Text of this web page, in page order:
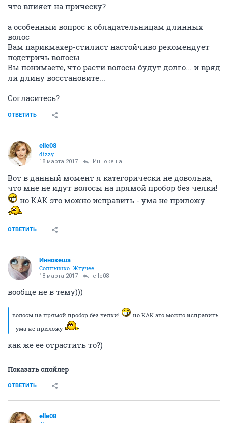
что влияет на прическу?
а особенный вопрос к обладательницам длинных
волос
Вам парикмахер-стилист настойчиво рекомендует
подстричь волосы
Вы понимаете, что расти волосы будут долго... и вряд
ли длину восстановите...
Согласитесь?
ОТВЕТИТЬ
elle08
dizzy
18 марта 2017 Иннокеша
Вот в данный момент я категорически не довольна,
что мне не идут волосы на прямой пробор без челки!
но КАК это можно исправить - ума не приложу
ОТВЕТИТЬ
Иннокеша
Солнышко. Жгучее
18 марта 2017 elle08
вообще не в тему)))
волосы на прямой пробор без челки!
но КАК это можно исправить
- ума не приложу
как же ее отрастить то?)
Показать спойлер
ОТВЕТИТЬ
elle08